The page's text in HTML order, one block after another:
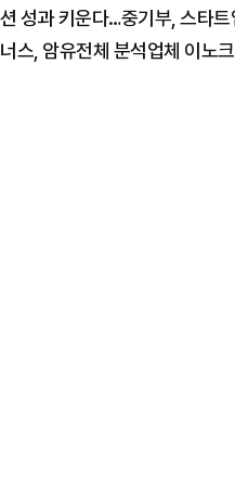
성과 키운다…중기부, 스타트
스, 암유전체 분석업체 이노